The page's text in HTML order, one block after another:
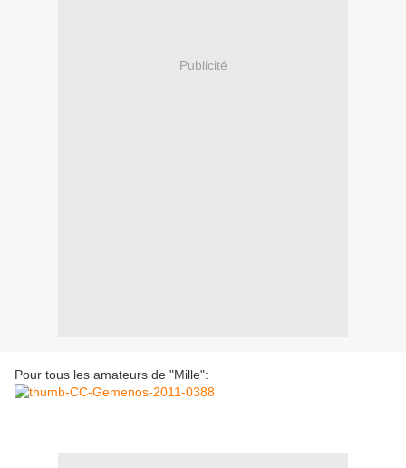
Publicité
Pour tous les amateurs de "Mille":